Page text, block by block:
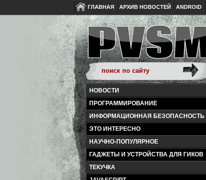
ГЛАВНАЯ АРХИВ НОВОСТЕЙ ANDROID
НОВОСТИ
ПРОГРАММИРОВАНИЕ
ИНФОРМАЦИОННАЯ БЕЗОПАСНОСТЬ
ЭТО ИНТЕРЕСНО
НАУЧНО-ПОПУЛЯРНОЕ
ГАДЖЕТЫ И УСТРОЙСТВА ДЛЯ ГИКОВ
ТЕКУЧКА